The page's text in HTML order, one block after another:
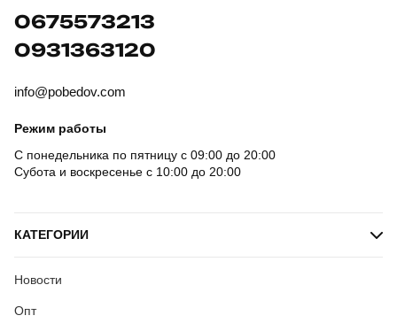
0675573213
0931363120
info@pobedov.com
Режим работы
С понедельника по пятницу с 09:00 до 20:00
Субота и воскресенье с 10:00 до 20:00
КАТЕГОРИИ
Новости
Опт